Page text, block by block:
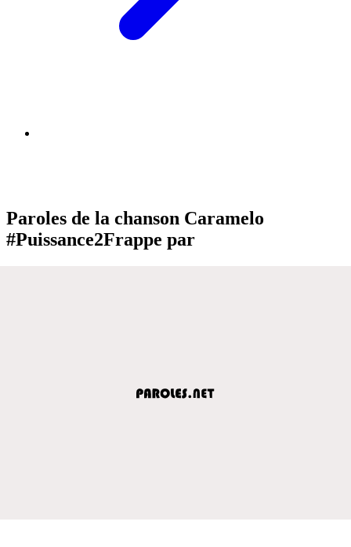
Paroles de la chanson Caramelo
#Puissance2Frappe par